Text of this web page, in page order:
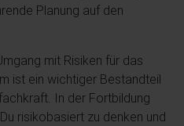
Planung auf den
mit Risiken für das
ist ein wichtiger Bestandteil
In der Fortbildung
risikobasiert zu denken und